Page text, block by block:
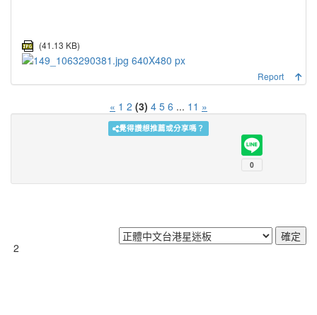
(41.13 KB)
Report
« 1 2 (3) 4 5 6 ... 11 »
覺得讚想推薦或分享嗎？
2